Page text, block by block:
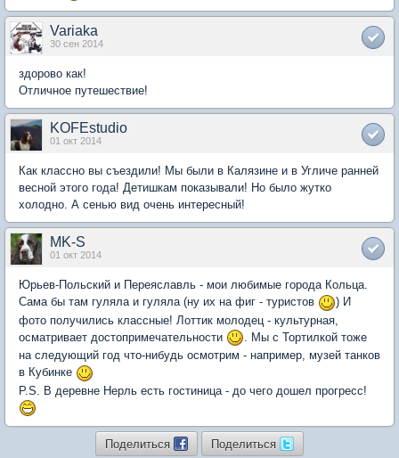
Variaka
30 сен 2014
здорово как!
Отличное путешествие!
KOFEstudio
01 окт 2014
Как классно вы съездили! Мы были в Калязине и в Угличе ранней
весной этого года! Детишкам показывали! Но было жутко
холодно. А сенью вид очень интересный!
MK-S
01 окт 2014
Юрьев-Польский и Переяславль - мои любимые города Кольца.
Сама бы там гуляла и гуляла (ну их на фиг - туристов
) И
фото получились классные! Лоттик молодец - культурная,
осматривает достопримечательности
. Мы с Тортилкой тоже
на следующий год что-нибудь осмотрим - например, музей танков
в Кубинке
P.S. В деревне Нерль есть гостиница - до чего дошел прогресс!
Поделиться Поделиться